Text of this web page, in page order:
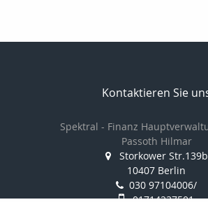
Kontaktieren Sie
Spektral - Finanz
Passoth Hilmar
Storkower Str.139b
10407 Berlin
030 97104006/